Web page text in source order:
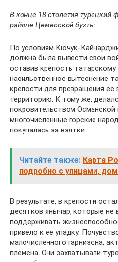
В конце 18 столетия турецкий
районе Цемесской бухты
По условиям Кючук-
должна была вывести свои
оставив крепость
насильственное вытеснение
крепости для превращения ее
территорию. К тому же,
покровительством Османской
многочисленные горские
покупалась за взятки.
Читайте также: Карта
подробно с улицами,
В результате, в крепости
десятков янычар, которые не
поддерживать
привело к ее упадку.
малочисленного гарнизона,
племена. Они захватывали